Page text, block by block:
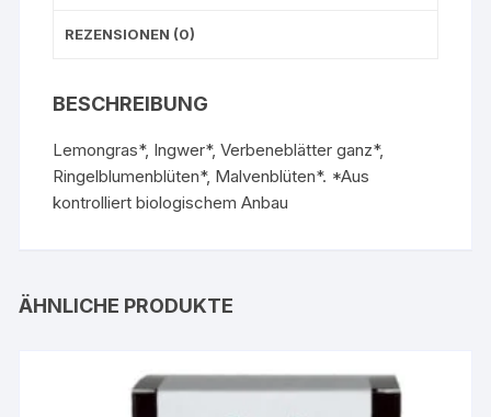
REZENSIONEN (0)
BESCHREIBUNG
Lemongras*, Ingwer*, Verbeneblätter ganz*,
Ringelblumenblüten*, Malvenblüten*. *Aus
kontrolliert biologischem Anbau
ÄHNLICHE PRODUKTE